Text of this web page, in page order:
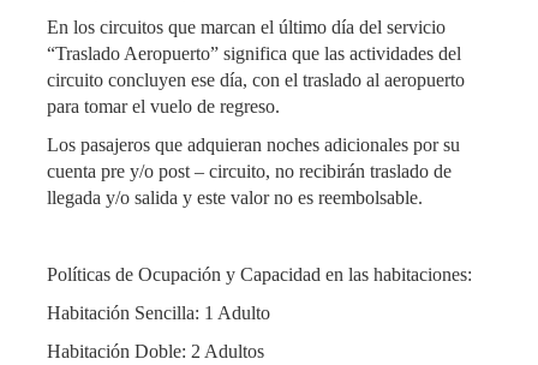
En los circuitos que marcan el último día del servicio
“Traslado Aeropuerto” significa que las actividades del
circuito concluyen ese día, con el traslado al aeropuerto
para tomar el vuelo de regreso.
Los pasajeros que adquieran noches adicionales por su
cuenta pre y/o post – circuito, no recibirán traslado de
llegada y/o salida y este valor no es reembolsable.
Políticas de Ocupación y Capacidad en las habitaciones:
Habitación Sencilla: 1 Adulto
Habitación Doble: 2 Adultos